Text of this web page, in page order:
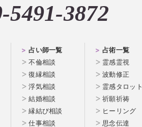
5491-3872
占い師一覧
不倫相談
復縁相談
浮気相談
結婚相談
縁結び相談
仕事相談
占術一覧
霊感霊視
波動修正
霊感タロット
祈願祈祷
ヒーリング
思念伝達